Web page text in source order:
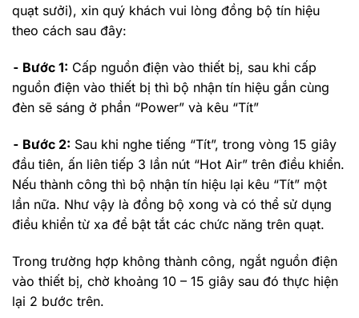
quạt sưởi), xin quý khách vui lòng đồng bộ tín hiệu
theo cách sau đây:
⁃ Bước 1: Cấp nguồn điện vào thiết bị, sau khi cấp
nguồn điện vào thiết bị thì bộ nhận tín hiệu gắn cùng
đèn sẽ sáng ở phần “Power” và kêu “Tít”
⁃ Bước 2: Sau khi nghe tiếng “Tít”, trong vòng 15 giây
đầu tiên, ấn liên tiếp 3 lần nút “Hot Air” trên điều khiển.
Nếu thành công thì bộ nhận tín hiệu lại kêu “Tít” một
lần nữa. Như vậy là đồng bộ xong và có thể sử dụng
điều khiển từ xa để bật tắt các chức năng trên quạt.
Trong trường hợp không thành công, ngắt nguồn điện
vào thiết bị, chờ khoảng 10 – 15 giây sau đó thực hiện
lại 2 bước trên.